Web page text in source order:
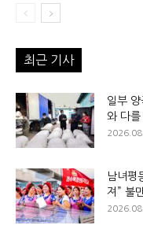
최근 기사
일부
와 다를
남녀평
져” 불